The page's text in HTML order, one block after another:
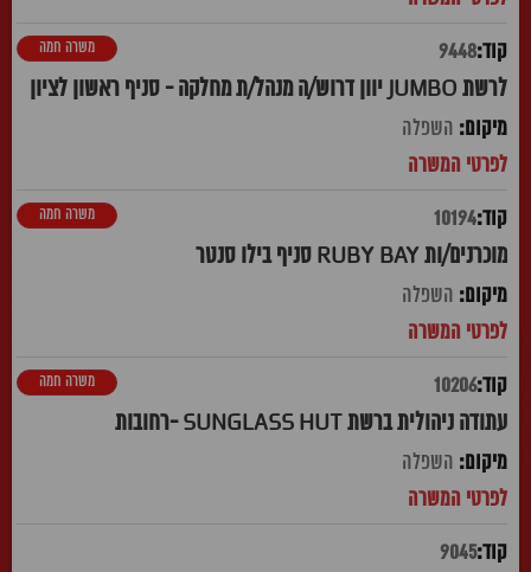
9448
לרשת JUMBO יוון דרוש/ה מנהל/ת מחלקה - סניף ראשון לציון
משרה חמה
השפלה
10194
מוכרנים/ות RUBY BAY סניף בילו סנטר
משרה חמה
השפלה
10206
עתודה ניהולית ברשת SUNGLASS HUT -רחובות
משרה חמה
השפלה
9045